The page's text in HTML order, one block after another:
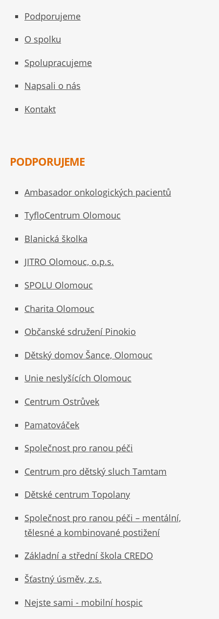
Podporujeme
O spolku
Spolupracujeme
Napsali o nás
Kontakt
PODPORUJEME
Ambasador onkologických pacientů
TyfloCentrum Olomouc
Blanická školka
JITRO Olomouc, o.p.s.
SPOLU Olomouc
Charita Olomouc
Občanské sdružení Pinokio
Dětský domov Šance, Olomouc
Unie neslyšících Olomouc
Centrum Ostrůvek
Pamatováček
Společnost pro ranou péči
Centrum pro dětský sluch Tamtam
Dětské centrum Topolany
Společnost pro ranou péči – mentální,
tělesné a kombinované postižení
Základní a střední škola CREDO
Šťastný úsměv, z.s.
Nejste sami - mobilní hospic